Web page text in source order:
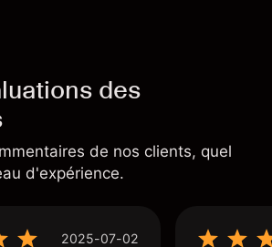
des
de nos clients, quel
d'expérience.
2025-07-02